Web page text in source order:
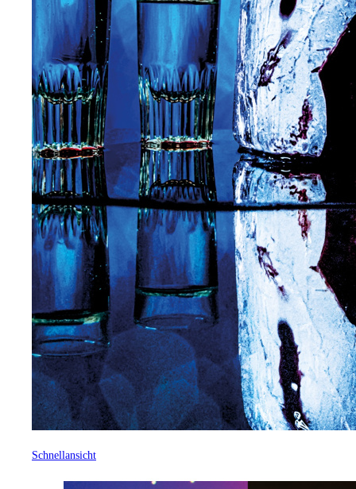
Schnellansicht